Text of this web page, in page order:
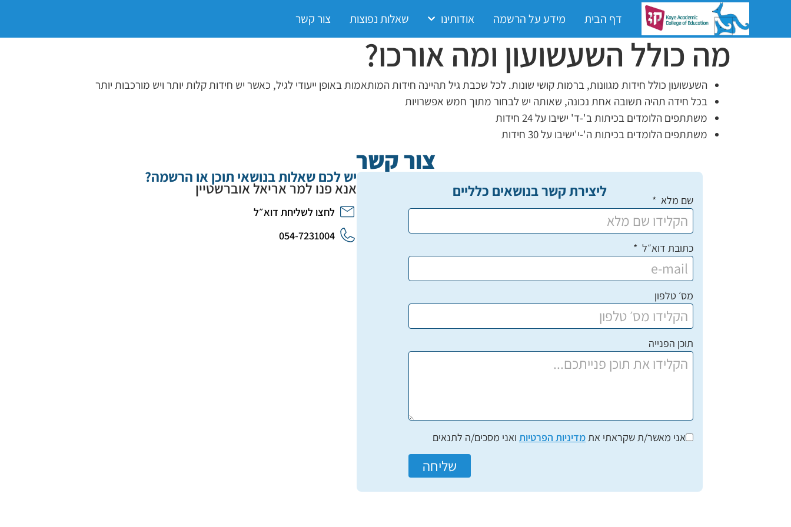
דף הבית מידע על הרשמה אודותינו שאלות נפוצות צור קשר
מה כולל השעשועון ומה אורכו?
השעשועון כולל חידות מגוונות, ברמות קושי שונות. לכל שכבת גיל תהיינה חידות המותאמות באופן ייעודי לגיל, כאשר יש חידות קלות יותר ויש מורכבות יותר
בכל חידה תהיה תשובה אחת נכונה, שאותה יש לבחור מתוך חמש אפשרויות
משתתפים הלומדים בכיתות ב'-ד' ישיבו על 24 חידות
משתתפים הלומדים בכיתות ה'-י'ישיבו על 30 חידות
צור קשר
ליצירת קשר בנושאים כלליים
שם מלא
כתובת דוא״ל
מס׳ טלפון
תוכן הפנייה
אני מאשר/ת שקראתי אתמדיניות הפרטיות ואני מסכים/ה לתנאים
שליחה
יש לכם שאלות בנושאי תוכן או הרשמה?
אנא פנו למר אריאל אוברשטיין
לחצו לשליחת דוא״ל
054-7231004